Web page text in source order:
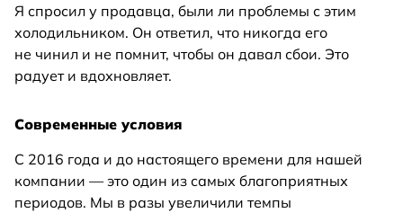
Я спросил у продавца, были ли проблемы с этим
холодильником. Он ответил, что никогда его
не чинил и не помнит, чтобы он давал сбои. Это
радует и вдохновляет.
Современные условия
С 2016 года и до настоящего времени для нашей
компании — это один из самых благоприятных
периодов. Мы в разы увеличили темпы